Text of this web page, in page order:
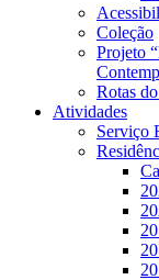
Coleção
Projeto
Rotas
Atividades
Serviço